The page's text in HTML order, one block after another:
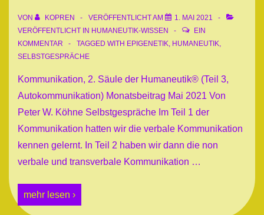
VON KOPREN VERÖFFENTLICHT AM
1. MAI 2021
VERÖFFENTLICHT IN HUMANEUTIK-WISSEN
EIN
KOMMENTAR
TAGGED WITH EPIGENETIK HUMANEUTIK
SELBSTGESPRÄCHE
Kommunikation, 2. Säule der Humaneutik® (Teil 3,
Autokommunikation) Monatsbeitrag Mai 2021 Von
Peter W. Köhne Selbstgespräche Im Teil 1 der
Kommunikation hatten wir die verbale Kommunikation
kennen gelernt. In Teil 2 haben wir dann die non
verbale und transverbale Kommunikation …
Basisthema
Kommunikation
/
mehr lesen ›